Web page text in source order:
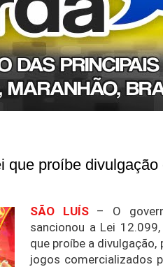
que proíbe
SÃO LUÍS – O
sancionou a Lei
que proíbe a
jogos comercializados